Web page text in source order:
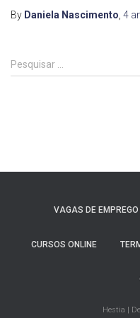
By Daniela Nascimento 4
P
e
Pesquisar …
VAGAS DE EMPREGO
CURSOS ONLINE
Hestia |